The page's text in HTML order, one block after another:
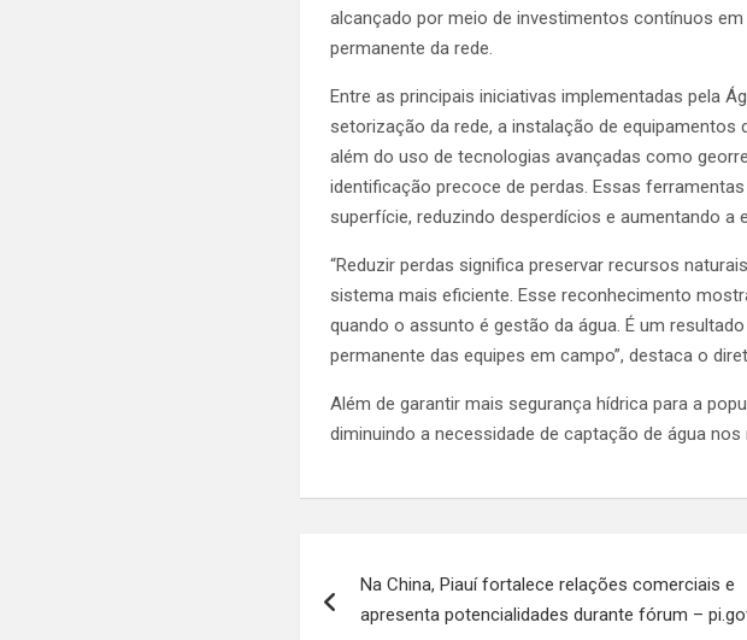
alcançado por meio de investimentos contínuos
permanente da rede.
Entre as principais iniciativas implementadas pela
setorização da rede, a instalação de
além do uso de tecnologias avançadas como
identificação precoce de perdas. Essas
superfície, reduzindo desperdícios e aumentando a
“Reduzir perdas significa preservar recursos
sistema mais eficiente. Esse reconhecimento
quando o assunto é gestão da água. É um
permanente das equipes em campo”, destaca o
Além de garantir mais segurança hídrica para a
diminuindo a necessidade de captação de água
de
Na China, Piauí fortalece relações comerciais e
apresenta potencialidades durante fórum –